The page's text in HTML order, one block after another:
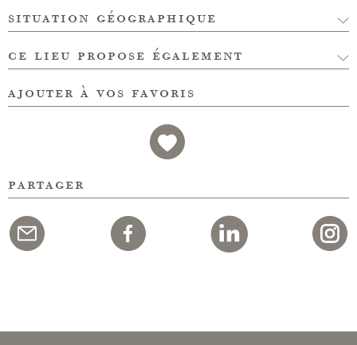
situation géographique
ce lieu propose également
ajouter à vos favoris
partager